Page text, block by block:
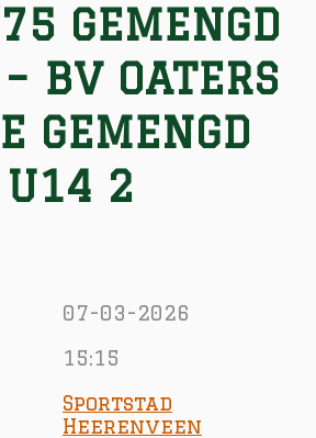
GEMENGD
BV OATERS
GEMENGD
U14 2
07-03-2026
15:15
Sportstad
Heerenveen